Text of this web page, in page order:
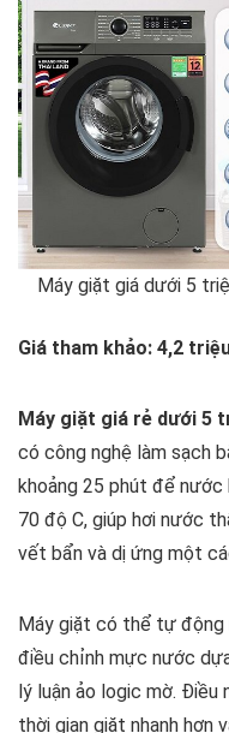
Máy giặt giá dưới 5
Giá tham khảo: 4,2
Máy giặt giá rẻ dưới 5
có công nghệ làm sạch
khoảng 25 phút để
70 độ C, giúp hơi nước
vết bẩn và dị ứng một
Máy giặt có thể tự động
điều chỉnh mực nước
lý luận ảo logic mờ. Điều
thời gian giặt nhanh hơn